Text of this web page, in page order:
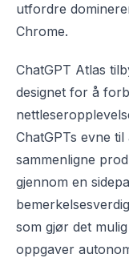
utfordre
Chrome.
ChatGPT Atlas
designet for å
ChatGPTs evne
sammenligne
gjennom en
som gjør det
oppgaver